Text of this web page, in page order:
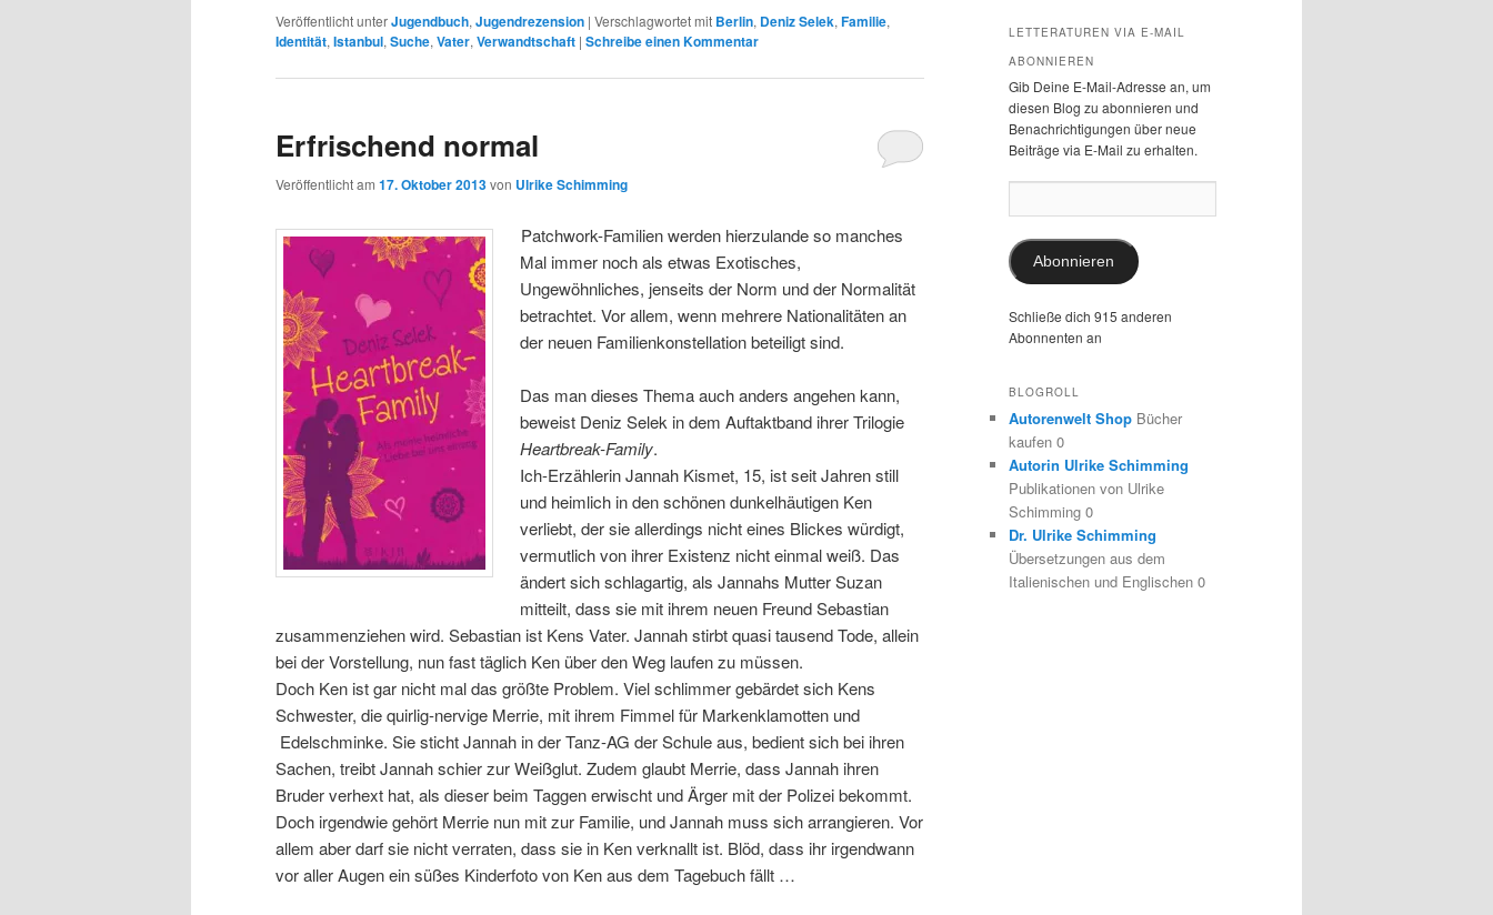
Veröffentlicht unterJugendbuch, Jugendrezension | Verschlagwortet mit Berlin, Deniz Selek, Familie,
Identität, Istanbul, Suche, Vater, Verwandtschaft | Schreibe einen Kommentar
Erfrischend normal
Veröffentlicht am 17. Oktober 2013von Ulrike Schimming
Patchwork-Familien werden hierzulande so manches
Mal immer noch als etwas Exotisches,
Ungewöhnliches, jenseits der Norm und der Normalität
betrachtet. Vor allem, wenn mehrere Nationalitäten an
der neuen Familienkonstellation beteiligt sind.
Das man dieses Thema auch anders angehen kann,
beweist Deniz Selek in dem Auftaktband ihrer Trilogie
Heartbreak-Family.
Ich-Erzählerin Jannah Kismet, 15, ist seit Jahren still
und heimlich in den schönen dunkelhäutigen Ken
verliebt, der sie allerdings nicht eines Blickes würdigt,
vermutlich von ihrer Existenz nicht einmal weiß. Das
ändert sich schlagartig, als Jannahs Mutter Suzan
mitteilt, dass sie mit ihrem neuen Freund Sebastian
zusammenziehen wird. Sebastian ist Kens Vater. Jannah stirbt quasi tausend Tode, allein
bei der Vorstellung, nun fast täglich Ken über den Weg laufen zu müssen.
Doch Ken ist gar nicht mal das größte Problem. Viel schlimmer gebärdet sich Kens
Schwester, die quirlig-nervige Merrie, mit ihrem Fimmel für Markenklamotten und
Edelschminke. Sie sticht Jannah in der Tanz-AG der Schule aus, bedient sich bei ihren
Sachen, treibt Jannah schier zur Weißglut. Zudem glaubt Merrie, dass Jannah ihren
Bruder verhext hat, als dieser beim Taggen erwischt und Ärger mit der Polizei bekommt.
Doch irgendwie gehört Merrie nun mit zur Familie, und Jannah muss sich arrangieren. Vor
allem aber darf sie nicht verraten, dass sie in Ken verknallt ist. Blöd, dass ihr irgendwann
vor aller Augen ein süßes Kinderfoto von Ken aus dem Tagebuch fällt …
LETTERATUREN VIA E-MAIL
ABONNIEREN
Gib Deine E-Mail-Adresse an, um
diesen Blog zu abonnieren und
Benachrichtigungen über neue
Beiträge via E-Mail zu erhalten.
Mail-
Abonnieren
Schließe dich 915 anderen
Abonnenten an
BLOGROLL
Autorenwelt Shop Bücher
kaufen 0
Autorin Ulrike Schimming
Publikationen von Ulrike
Schimming 0
Dr. Ulrike Schimming
Übersetzungen aus dem
Italienischen und Englischen 0